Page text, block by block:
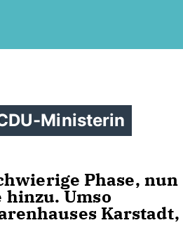
Ministerin
Phase, nun
Umso
Karstadt,